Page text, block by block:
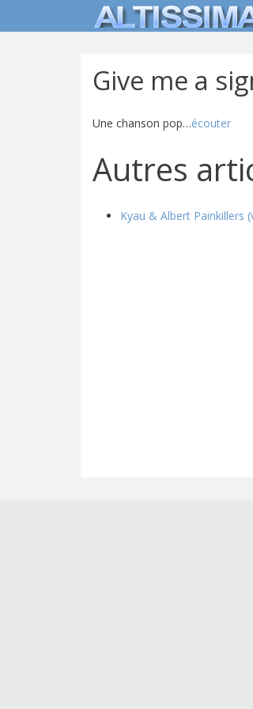
Give me a
Une chanson pop…écouter
Autres
Kyau & Albert Painkillers